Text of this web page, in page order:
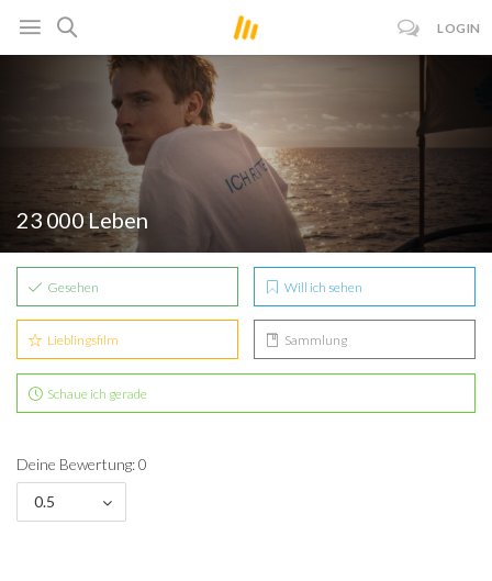
LOGIN
23 000 Leben
Gesehen Will ich sehen
Lieblingsfilm Sammlung
Schaue ich gerade
Deine Bewertung: 0
0.5